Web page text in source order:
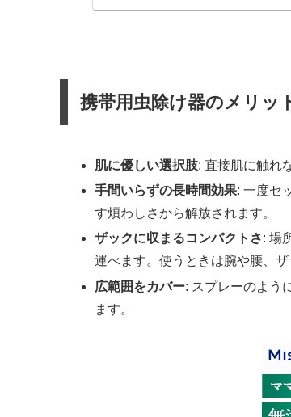
携帯用虫除け器のメリッ
肌に優しい選択肢: 直接肌に触れ
手間いらずの長時間効果: 一度セ
す煩わしさから解放されます。
ザックに収まるコンパクトさ: 場
運べます。使うときは腕や腰、
広範囲をカバー: スプレーのよう
ます。